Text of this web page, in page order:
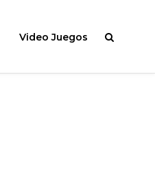
Video Juegos